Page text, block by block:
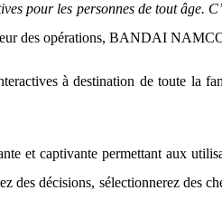
pour les personnes de tout âge.
des opérations, BANDAI
à destination de toute la
et captivante permettant aux
des décisions, sélectionnerez des